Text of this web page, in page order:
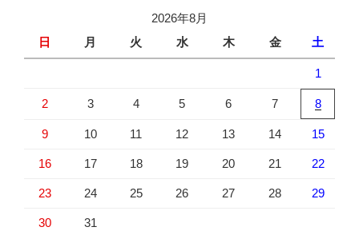
2026年8月
日
月 火 水 木 金 土
1
2 3 4 5 6 7 8
9 10 11 12 13 14 15
16 17 18 19 20 21 22
23 24 25 26 27 28 29
30 31